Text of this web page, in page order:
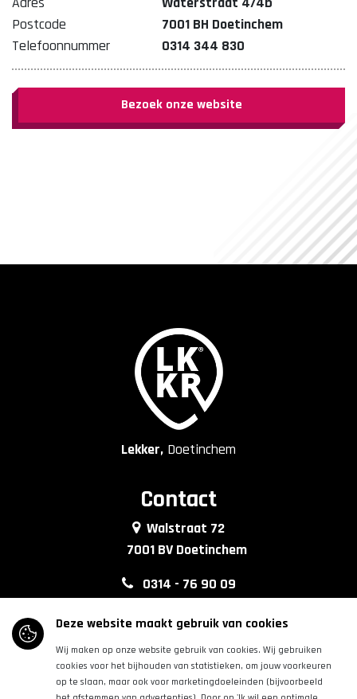
Postcode
7001 BH Doetinchem
Telefoonnummer
0314 344 830
Bezoek onze website
Lekker, Doetinchem
Contact
Walstraat 72
7001 BV Doetinchem
0314 - 76 90 09
info@lkkrdoetinchem.nl
Volg ons
Deze website maakt gebruik van cookies
Wij maken op onze website gebruik van cookies. Wij gebruiken
cookies voor het bijhouden van statistieken, om jouw voorkeuren
op te slaan, maar ook voor marketingdoeleinden (bijvoorbeeld